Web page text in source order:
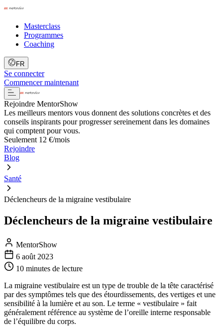
Masterclass
Programmes
Coaching
FR
Se connecter
Commencer maintenant
Rejoindre MentorShow
Les meilleurs mentors vous donnent des solutions concrètes et des
conseils inspirants pour progresser sereinement dans les domaines
qui comptent pour vous.
Seulement 12 €/mois
Rejoindre
Blog
Santé
Déclencheurs de la migraine vestibulaire
Déclencheurs de la migraine vestibulaire
MentorShow
6 août 2023
10 minutes de lecture
La migraine vestibulaire est un type de trouble de la tête caractérisé
par des symptômes tels que des étourdissements, des vertiges et une
sensibilité à la lumière et au son. Le terme « vestibulaire » fait
généralement référence au système de l’oreille interne responsable
de l’équilibre du corps.